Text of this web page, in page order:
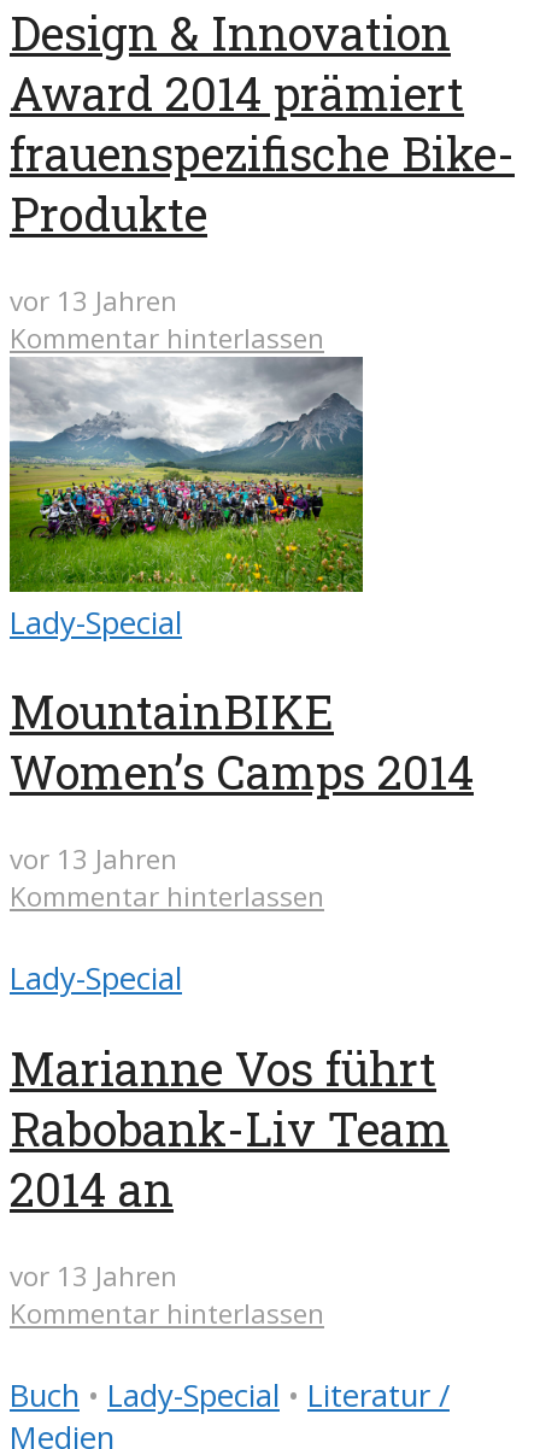
Design & Innovation
Award 2014 prämiert
frauenspezifische Bike-
Produkte
vor 13 Jahren
Kommentar hinterlassen
Lady-Special
MountainBIKE
Women’s Camps 2014
vor 13 Jahren
Kommentar hinterlassen
Lady-Special
Marianne Vos führt
Rabobank-Liv Team
2014 an
vor 13 Jahren
Kommentar hinterlassen
Buch • Lady-Special • Literatur /
Medien